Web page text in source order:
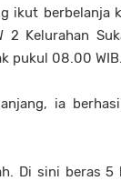
ikut berbelanja
2 Kelurahan
pukul 08.00 WIB.
ia
Di sini beras